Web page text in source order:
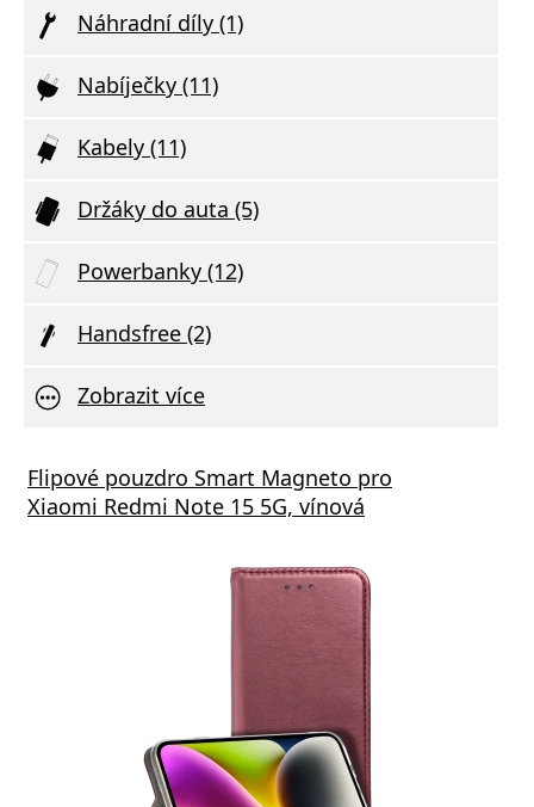
Náhradní díly (1)
Nabíječky (11)
Kabely (11)
Držáky do auta (5)
Powerbanky (12)
Handsfree (2)
Zobrazit více
Flipové pouzdro Smart Magneto pro
Xiaomi Redmi Note 15 5G, vínová